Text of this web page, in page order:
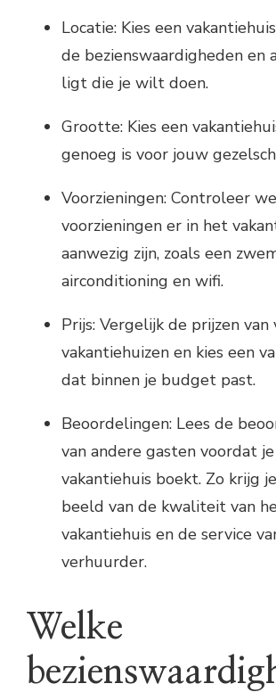
Locatie: Kies een
de bezienswaardigheden en
ligt die je wilt doen.
Grootte: Kies een
genoeg is voor jouw
Voorzieningen: Controleer
voorzieningen er in het
aanwezig zijn, zoals een
airconditioning en wifi.
Prijs: Vergelijk de prijzen
vakantiehuizen en kies een
dat binnen je budget past.
Beoordelingen: Lees de
van andere gasten voordat
vakantiehuis boekt. Zo krijg
beeld van de kwaliteit van
vakantiehuis en de service
verhuurder.
Welke